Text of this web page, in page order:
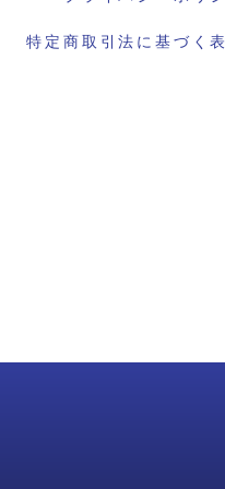
特定商取引法に基づく